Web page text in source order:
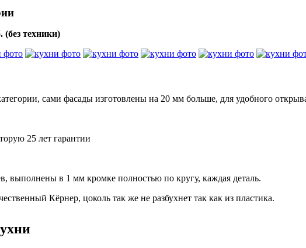
(без техники)
сами фасады изготовлены на 20 мм больше, для удобного
25 лет гарантии
в 1 мм кромке полностью по кругу, каждая деталь.
Кëрнер, цоколь так же не разбухнет так как из пластика.